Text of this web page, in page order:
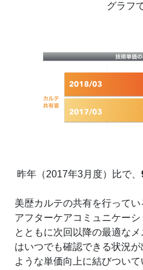
グラフ
昨年（2017年3月度）比で、
美歴カルテの共有を行って
アフターケアコミュニケー
とともに次回以降の最適な
はいつでも確認できる状況
ような単価向上に結びつい